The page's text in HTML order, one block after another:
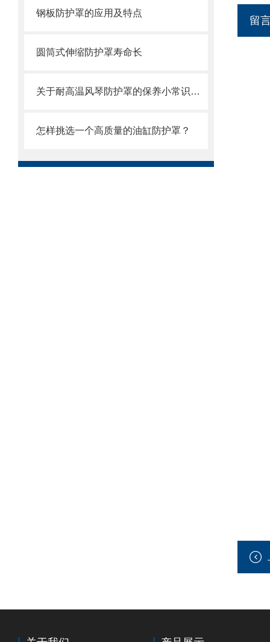
钢板防护罩的应用及特点
圆筒式伸缩防护罩寿命长
关于耐高温风琴防护罩的保养小常识介绍
怎样挑选一个高质量的油缸防护罩？
留